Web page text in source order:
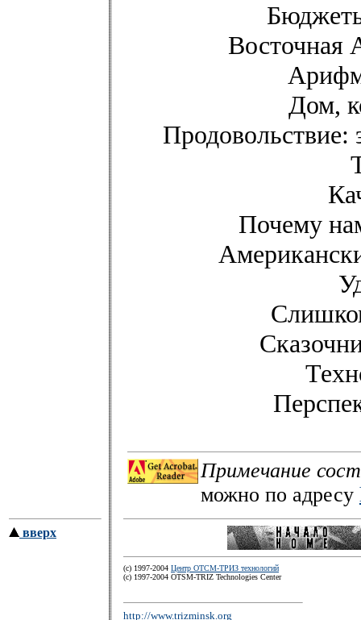
Восточная
Дом,
Продовольствие:
Почему
Примечание
можно по адресу
вверх
(c) 1997-2004 Центр ОТСМ-ТРИЗ технологий
(с) 1997-2004 OTSM-TRIZ Technologies Center
http://www.trizminsk.org